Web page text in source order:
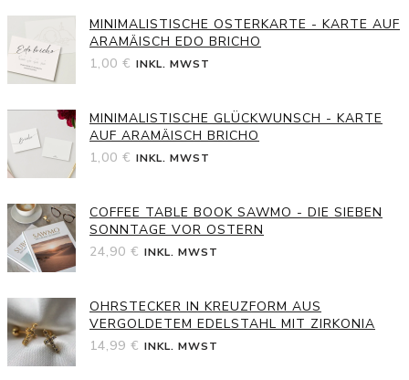
MINIMALISTISCHE OSTERKARTE - KARTE AUF
ARAMÄISCH EDO BRICHO
1,00 € INKL. MWST
MINIMALISTISCHE GLÜCKWUNSCH - KARTE
AUF ARAMÄISCH BRICHO
1,00 € INKL. MWST
COFFEE TABLE BOOK SAWMO - DIE SIEBEN
SONNTAGE VOR OSTERN
24,90 € INKL. MWST
OHRSTECKER IN KREUZFORM AUS
VERGOLDETEM EDELSTAHL MIT ZIRKONIA
14,99 € INKL. MWST